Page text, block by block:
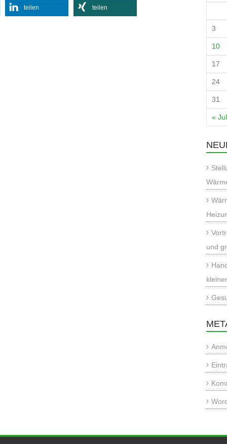
teilen teilen
3
10
17
24
31
«
und